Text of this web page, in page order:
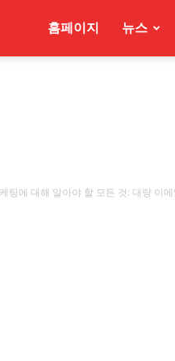
홈페이지 뉴스
팅에 대해 알아야 할 모든 것: 대량 이